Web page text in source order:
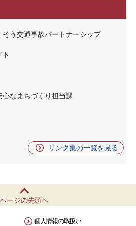
そう交通事故パートナーシップ
ト
心なまちづくり担当課
リンク集の一覧を見る
ページの先頭へ
個人情報の取扱い